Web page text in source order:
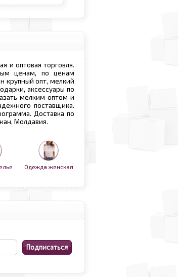
и оптовая торговля.
ценам, по ценам
крупный опт, мелкий
аксессуары по
мелким оптом и
поставщика.
Доставка по
Молдавия.
Одежда женская